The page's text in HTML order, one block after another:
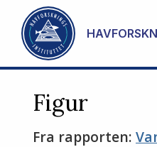
Gå til hovedinnhold
Figur
Fra rapporten: